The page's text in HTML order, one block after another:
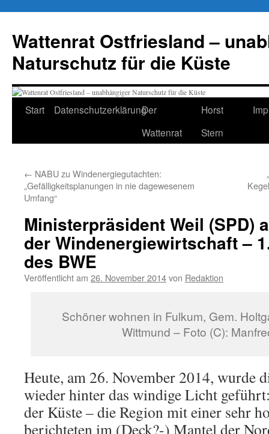
springen
Wattenrat Ostfriesland –
Naturschutz für die Küste
Start DatenschutzerklärungDer
Wattenrat
Horst
Stern
← NABU zu Windenergiegutachten:
„Gefälligkeitsplanungen in nie dagewesenem
Umfang“
Ministerpräsident Weil (SPD)
der Windenergiewirtschaft –
des BWE
Veröffentlicht am 26. November 2014von Redaktion
Schöner wohnen in Fulkum, Gem.
Wittmund – Foto (C):
Heute, am 26. November 2014, wurde
wieder hinter das windige Licht
der Küste – die Region mit einer sehr
berichteten im (Deck?-) Mantel der